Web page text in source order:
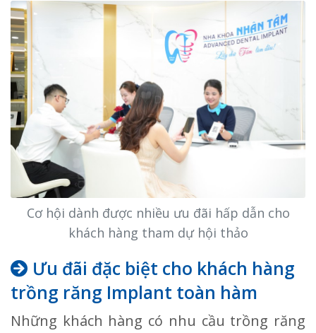
Cơ hội dành được nhiều ưu đãi hấp dẫn cho
khách hàng tham dự hội thảo
Ưu đãi đặc biệt cho khách hàng
trồng răng Implant toàn hàm
Những khách hàng có nhu cầu trồng răng